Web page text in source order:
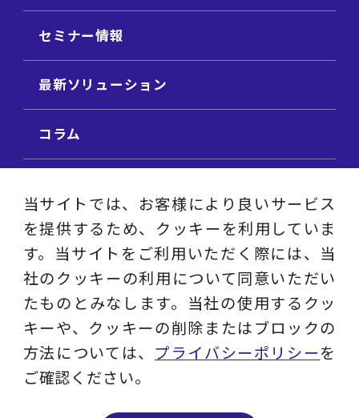
セミナー情報
最新ソリューション
コラム
ビジネステーマ解説集
動画ライブラリ
採用サイト
プライバシーポリシー
当サイトでは、お客様により良いサービス
を提供するため、クッキーを利用していま
す。当サイトをご利用いただく際には、当
社のクッキーの利用について同意いただい
たものとみなします。当社の使用するクッ
キーや、クッキーの削除またはブロックの
方法については、 プライバシーポリシーを
ご確認ください。